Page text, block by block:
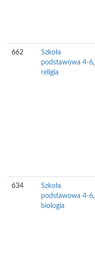
662
Szkoła
podstawowa 4-6,
religia
634
Szkoła
podstawowa 4-6,
biologia